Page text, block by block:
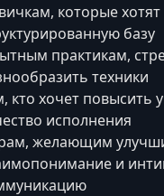
которые
базу
практикам,
техники
кто хочет повысить
исполнения
желающим
и